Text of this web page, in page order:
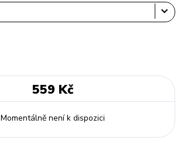
559 Kč
Momentálně není k dispozici